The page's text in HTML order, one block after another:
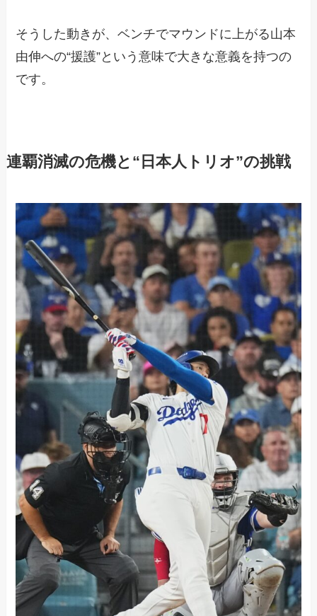
そうした動きが、ベンチでマウンドに上がる山本
由伸への“援護”という意味で大きな意義を持つの
です。
連覇消滅の危機と“日本人トリオ”の挑戦